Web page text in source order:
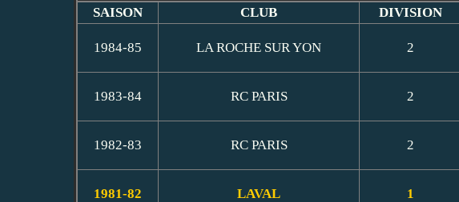
SAISON CLUB DIVISION
1984-85 LA ROCHE SUR YON 2
1983-84 RC PARIS 2
1982-83 RC PARIS 2
1981-82 LAVAL 1